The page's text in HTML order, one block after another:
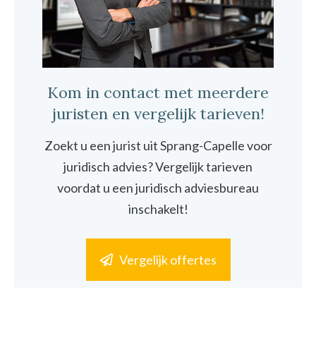
Kom in contact met meerdere
juristen en vergelijk tarieven!
Zoekt u een jurist uit Sprang-Capelle voor
juridisch advies? Vergelijk tarieven
voordat u een juridisch adviesbureau
inschakelt!
Vergelijk offertes